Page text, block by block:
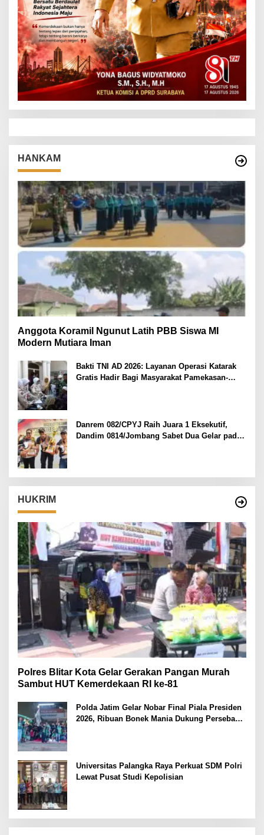
HANKAM
Anggota Koramil Ngunut Latih PBB Siswa MI
Modern Mutiara Iman
Bakti TNI AD 2026: Layanan Operasi Katarak
Gratis Hadir Bagi Masyarakat Pamekasan-
Danrem 082/CPYJ Raih Juara 1 Eksekutif,
Dandim 0814/Jombang Sabet Dua Gelar pada
HUKRIM
Polres Blitar Kota Gelar Gerakan Pangan Murah
Sambut HUT Kemerdekaan RI ke-81
Polda Jatim Gelar Nobar Final Piala Presiden
2026, Ribuan Bonek Mania Dukung Persebaya
Universitas Palangka Raya Perkuat SDM Polri
Lewat Pusat Studi Kepolisian